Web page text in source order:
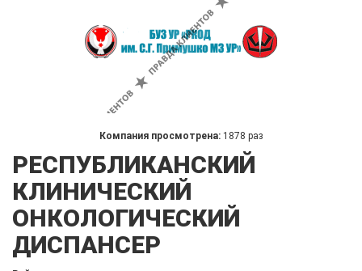
Компания просмотрена: 1878 раз
РЕСПУБЛИКАНСКИЙ
КЛИНИЧЕСКИЙ
ОНКОЛОГИЧЕСКИЙ
ДИСПАНСЕР